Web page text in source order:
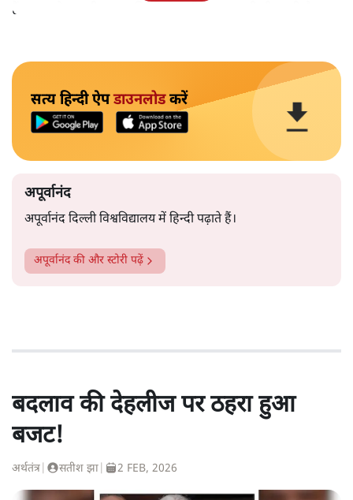
हैं।भारत के तक़रीबन हर हिस्से से ऐसी खबर आती ही रहती है।
सत्य हिन्दी ऐपडाउनलोडकरें
अपूर्वानंद
अपूर्वानंद दिल्ली विश्वविद्यालय में हिन्दी पढ़ाते हैं।
अपूर्वानंदकी और स्टोरी पढ़ें
बदलाव की देहलीज पर ठहरा हुआ
बजट!
अर्थतंत्र सतीश झा 2 FEB, 2026